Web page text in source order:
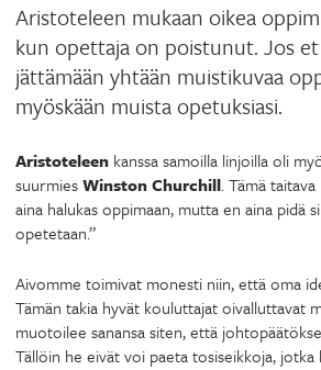
Aristoteleen mukaan oikea
kun opettaja on poistunut. Jos
jättämään yhtään muistikuvaa
myöskään muista opetuksiasi.
Aristoteleen kanssa samoilla linjoilla oli
suurmiesWinston Churchill. Tämä
aina halukas oppimaan, mutta en aina pidä
opetetaan.”
Aivomme toimivat monesti niin, että oma
Tämän takia hyvät kouluttajat oivalluttavat
muotoilee sanansa siten, että
Tällöin he eivät voi paeta tosiseikkoja,